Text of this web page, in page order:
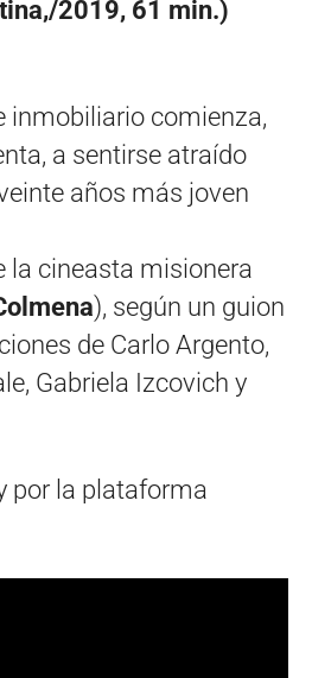
2019, 61 min.)
inmobiliario comienza,
a sentirse atraído
años más joven
la cineasta misionera
), según un guion
de Carlo Argento,
Gabriela Izcovich y
por la plataforma